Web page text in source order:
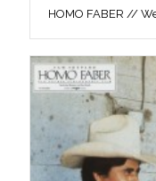
HOMO FABER //